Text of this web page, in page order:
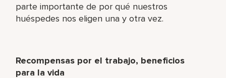
parte importante de por qué nuestros
huéspedes nos eligen una y otra vez.
Recompensas por el trabajo, beneficios
para la vida